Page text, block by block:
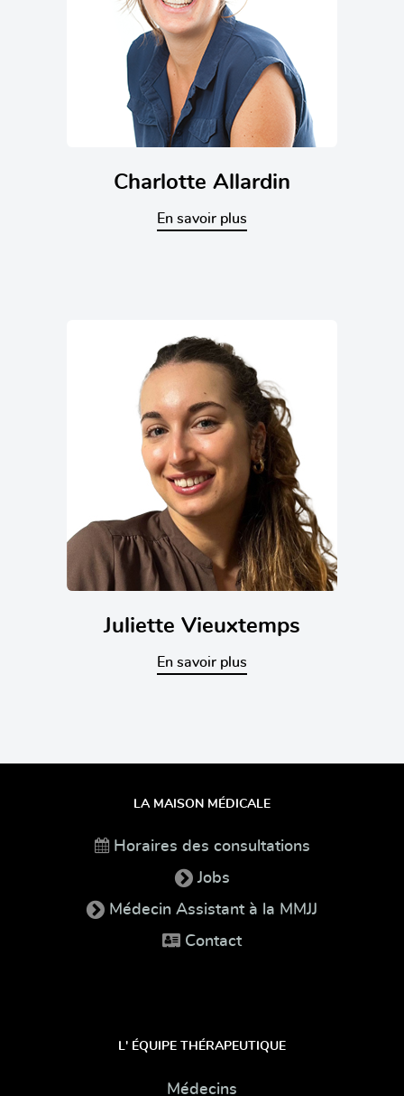
Charlotte Allardin
En savoir plus
Juliette Vieuxtemps
En savoir plus
LA MAISON MÉDICALE
Horaires des consultations
Jobs
Médecin Assistant à la MMJJ
Contact
L' ÉQUIPE THÉRAPEUTIQUE
Médecins